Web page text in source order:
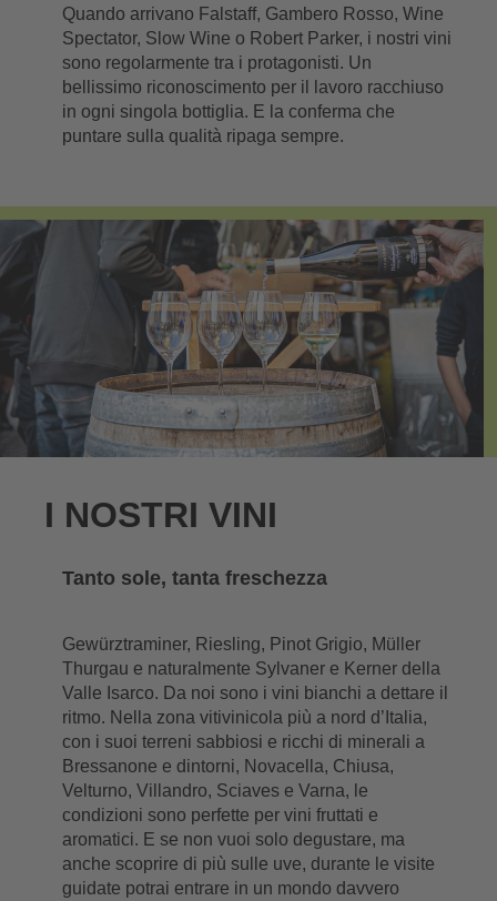
Quando arrivano Falstaff, Gambero Rosso, Wine
Spectator, Slow Wine o Robert Parker, i nostri vini
sono regolarmente tra i protagonisti. Un
bellissimo riconoscimento per il lavoro racchiuso
in ogni singola bottiglia. E la conferma che
puntare sulla qualità ripaga sempre.
I NOSTRI VINI
Tanto sole, tanta freschezza
Gewürztraminer, Riesling, Pinot Grigio, Müller
Thurgau e naturalmente Sylvaner e Kerner della
Valle Isarco. Da noi sono i vini bianchi a dettare il
ritmo. Nella zona vitivinicola più a nord d’Italia,
con i suoi terreni sabbiosi e ricchi di minerali a
Bressanone e dintorni, Novacella, Chiusa,
Velturno, Villandro, Sciaves e Varna, le
condizioni sono perfette per vini fruttati e
aromatici. E se non vuoi solo degustare, ma
anche scoprire di più sulle uve, durante le visite
guidate potrai entrare in un mondo davvero